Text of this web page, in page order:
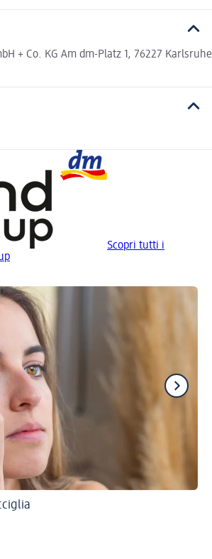
+ Co. KG Am dm-Platz 1, 76227 Karlsruhe
Scopri tutti i